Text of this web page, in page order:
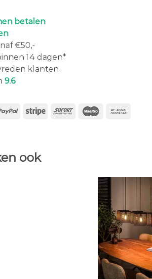
betalen
€50,-
14 dagen*
klanten
9.6
ook